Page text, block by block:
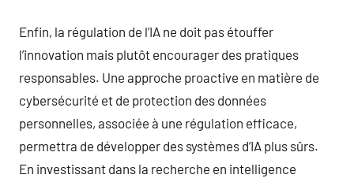
Enfin, la régulation de l’IA ne doit pas étouffer
l’innovation mais plutôt encourager des pratiques
responsables. Une approche proactive en matière de
cybersécurité et de protection des données
personnelles, associée à une régulation efficace,
permettra de développer des systèmes d’IA plus sûrs.
En investissant dans la recherche en intelligence